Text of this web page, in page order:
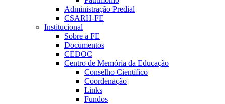
Administração Predial
CSARH-FE
Institucional
Sobre a FE
Documentos
CEDOC
Centro de Memória da Educação
Conselho Científico
Coordenação
Links
Fundos